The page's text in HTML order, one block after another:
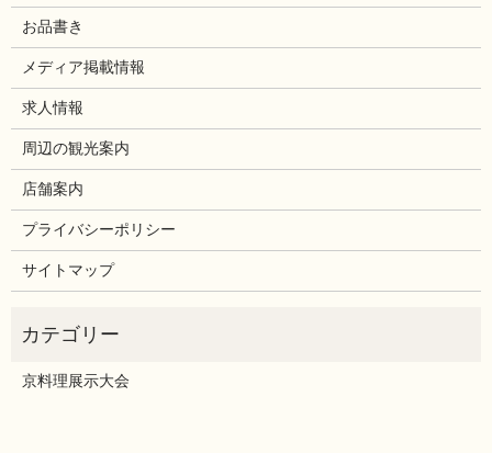
お品書き
メディア掲載情報
求人情報
周辺の観光案内
店舗案内
プライバシーポリシー
サイトマップ
京料理展示大会